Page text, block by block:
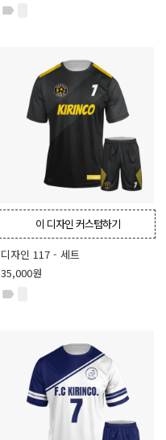
label
이 디자인 커스텀하기
디자인 117 - 세트
35,000원
label